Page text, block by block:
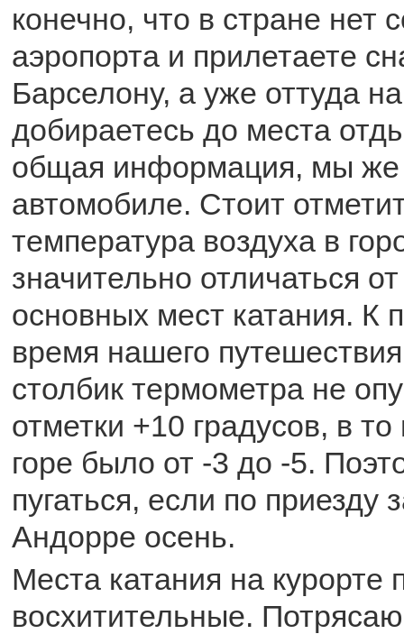
конечно, что в стране нет
аэропорта и прилетаете
Барселону, а уже оттуда
добираетесь до места
общая информация, мы же
автомобиле. Стоит
температура воздуха в
значительно отличаться
основных мест катания. К
время нашего
столбик термометра не
отметки +10 градусов, в
горе было от -3 до -5.
пугаться, если по приезду
Андорре осень.
Места катания на курорте
восхитительные.